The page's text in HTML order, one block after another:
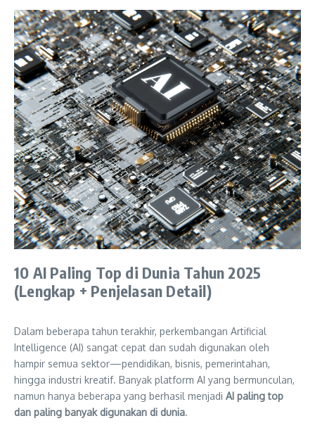
10 AI Paling Top di Dunia Tahun 2025
(Lengkap + Penjelasan Detail)
Dalam beberapa tahun terakhir, perkembangan Artificial
Intelligence (AI) sangat cepat dan sudah digunakan oleh
hampir semua sektor—pendidikan, bisnis, pemerintahan,
hingga industri kreatif. Banyak platform AI yang bermunculan,
namun hanya beberapa yang berhasil menjadi AI paling top
dan paling banyak digunakan di dunia.